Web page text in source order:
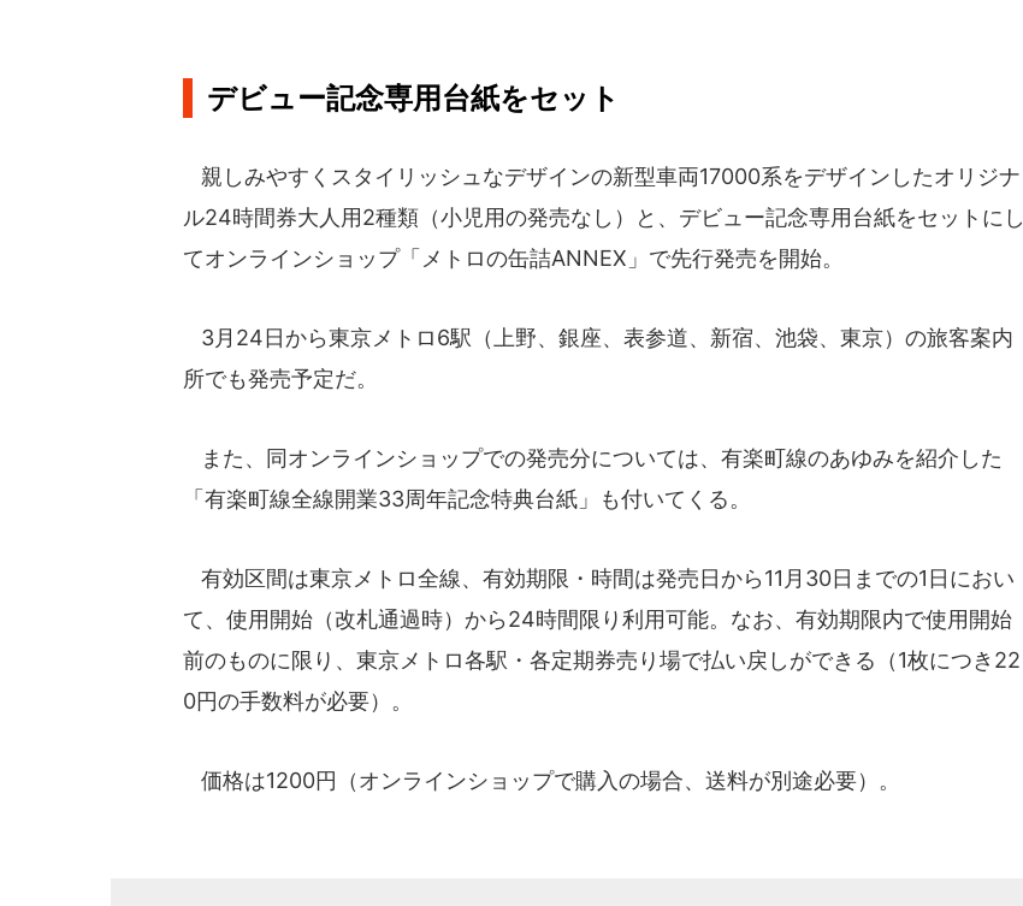
デビュー記念専用台紙をセット
親しみやすくスタイリッシュなデザインの新型車両17000系をデザインしたオリジナ
ル24時間券大人用2種類（小児用の発売なし）と、デビュー記念専用台紙をセットにし
てオンラインショップ「メトロの缶詰ANNEX」で先行発売を開始。
3月24日から東京メトロ6駅（上野、銀座、表参道、新宿、池袋、東京）の旅客案内
所でも発売予定だ。
また、同オンラインショップでの発売分については、有楽町線のあゆみを紹介した
「有楽町線全線開業33周年記念特典台紙」も付いてくる。
有効区間は東京メトロ全線、有効期限・時間は発売日から11月30日までの1日におい
て、使用開始（改札通過時）から24時間限り利用可能。なお、有効期限内で使用開始
前のものに限り、東京メトロ各駅・各定期券売り場で払い戻しができる（1枚につき22
0円の手数料が必要）。
価格は1200円（オンラインショップで購入の場合、送料が別途必要）。